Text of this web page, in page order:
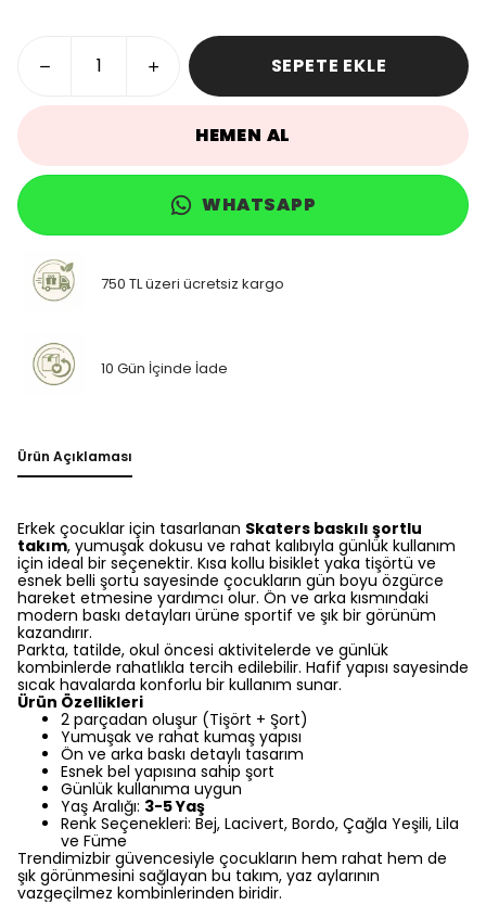
SEPETE EKLE
HEMEN AL
WHATSAPP
750 TL üzeri ücretsiz kargo
10 Gün İçinde İade
Ürün Açıklaması
Erkek çocuklar için tasarlanan Skaters baskılı şortlu
takım, yumuşak dokusu ve rahat kalıbıyla günlük kullanım
için ideal bir seçenektir. Kısa kollu bisiklet yaka tişörtü ve
esnek belli şortu sayesinde çocukların gün boyu özgürce
hareket etmesine yardımcı olur. Ön ve arka kısmındaki
modern baskı detayları ürüne sportif ve şık bir görünüm
kazandırır.
Parkta, tatilde, okul öncesi aktivitelerde ve günlük
kombinlerde rahatlıkla tercih edilebilir. Hafif yapısı sayesinde
sıcak havalarda konforlu bir kullanım sunar.
Ürün Özellikleri
2 parçadan oluşur (Tişört + Şort)
Yumuşak ve rahat kumaş yapısı
Ön ve arka baskı detaylı tasarım
Esnek bel yapısına sahip şort
Günlük kullanıma uygun
Yaş Aralığı: 3-5 Yaş
Renk Seçenekleri: Bej, Lacivert, Bordo, Çağla Yeşili, Lila
ve Füme
Trendimizbir güvencesiyle çocukların hem rahat hem de
şık görünmesini sağlayan bu takım, yaz aylarının
vazgeçilmez kombinlerinden biridir.